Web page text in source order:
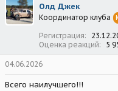
и
и
Олд Джек
Координатор клуба
Регистрация
Оценка реакций
5
04.06.2026
Всего наилучшего!!!